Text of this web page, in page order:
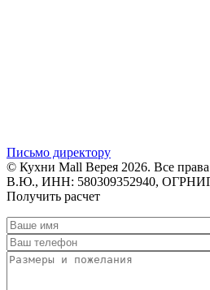
Письмо директору
© Кухни Mall Верея 2026. Все
В.Ю., ИНН: 580309352940,
Получить расчет